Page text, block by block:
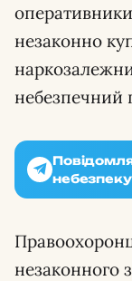
незаконно
небезпечний
незаконного